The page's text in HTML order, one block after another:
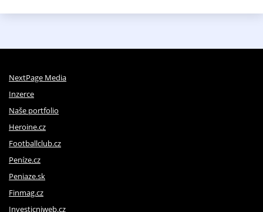
NextPage Media
Inzerce
Naše portfolio
Heroine.cz
Footballclub.cz
Peníze.cz
Peniaze.sk
Finmag.cz
Investicniweb.cz